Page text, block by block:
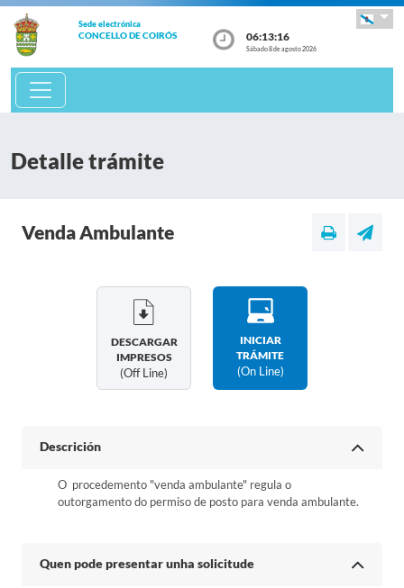
Sede electrónica
CONCELLO DE COIRÓS 06:13:16
Sábado 8 de agosto 2026
Detalle trámite
Venda Ambulante
DESCARGAR
IMPRESOS
(off Line)
INICIAR
TRÁMITE
(on Line)
Descrición
O procedemento "venda ambulante" regula o
outorgamento do permiso de posto para venda ambulante.
Quen pode presentar unha solicitude